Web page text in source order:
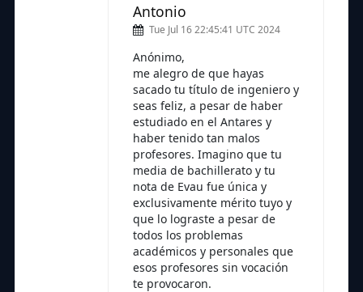
Antonio
Tue Jul 16 22:45:41 UTC 2024
Anónimo,
me alegro de que hayas
sacado tu título de ingeniero y
seas feliz, a pesar de haber
estudiado en el Antares y
haber tenido tan malos
profesores. Imagino que tu
media de bachillerato y tu
nota de Evau fue única y
exclusivamente mérito tuyo y
que lo lograste a pesar de
todos los problemas
académicos y personales que
esos profesores sin vocación
te provocaron.